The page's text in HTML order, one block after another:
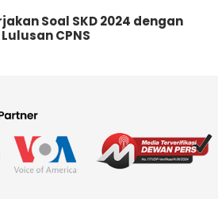
Soal SKD 2024 dengan
CPNS